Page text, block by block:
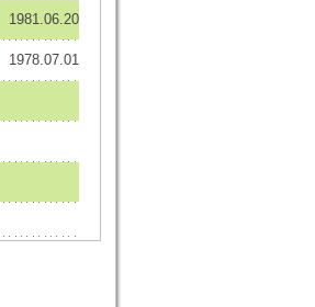
1981.06.20
1978.07.01